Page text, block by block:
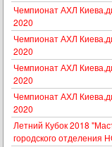
Чемпионат АХЛ
2020
Чемпионат АХЛ
2020
Чемпионат АХЛ
2020
Чемпионат АХЛ
2020
Летний Кубок 2018
городского отделения